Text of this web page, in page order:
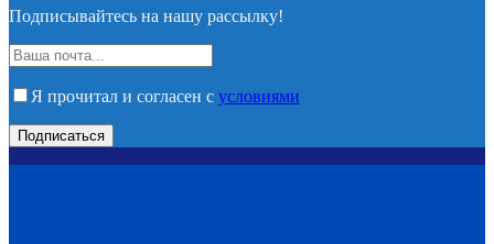
Подписывайтесь на нашу рассылку!
Я прочитал и согласен с условиями